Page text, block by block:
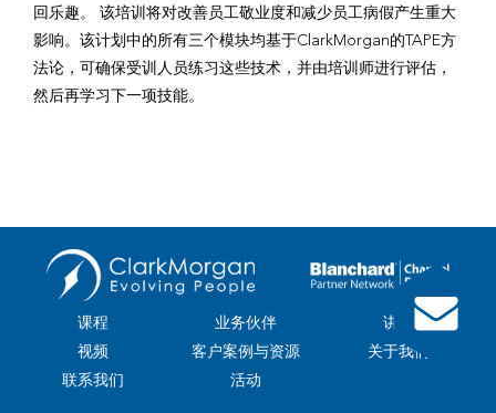
回乐趣。 该培训将对改善员工敬业度和减少员工病假产生重大
影响。该计划中的所有三个模块均基于ClarkMorgan的TAPE方
法论，可确保受训人员练习这些技术，并由培训师进行评估，
然后再学习下一项技能。
课程 业务伙伴
讲师
视频
客户案例与资源
关于我们
联系我们
活动